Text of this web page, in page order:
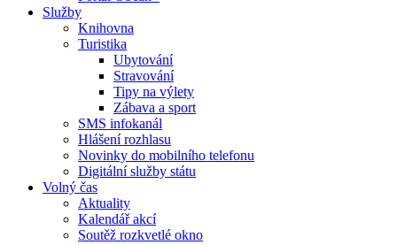
Služby
Knihovna
Turistika
Ubytování
Stravování
Tipy na výlety
Zábava a sport
SMS infokanál
Hlášení rozhlasu
Novinky do mobilního telefonu
Digitální služby státu
Volný čas
Aktuality
Kalendář akcí
Soutěž rozkvetlé okno